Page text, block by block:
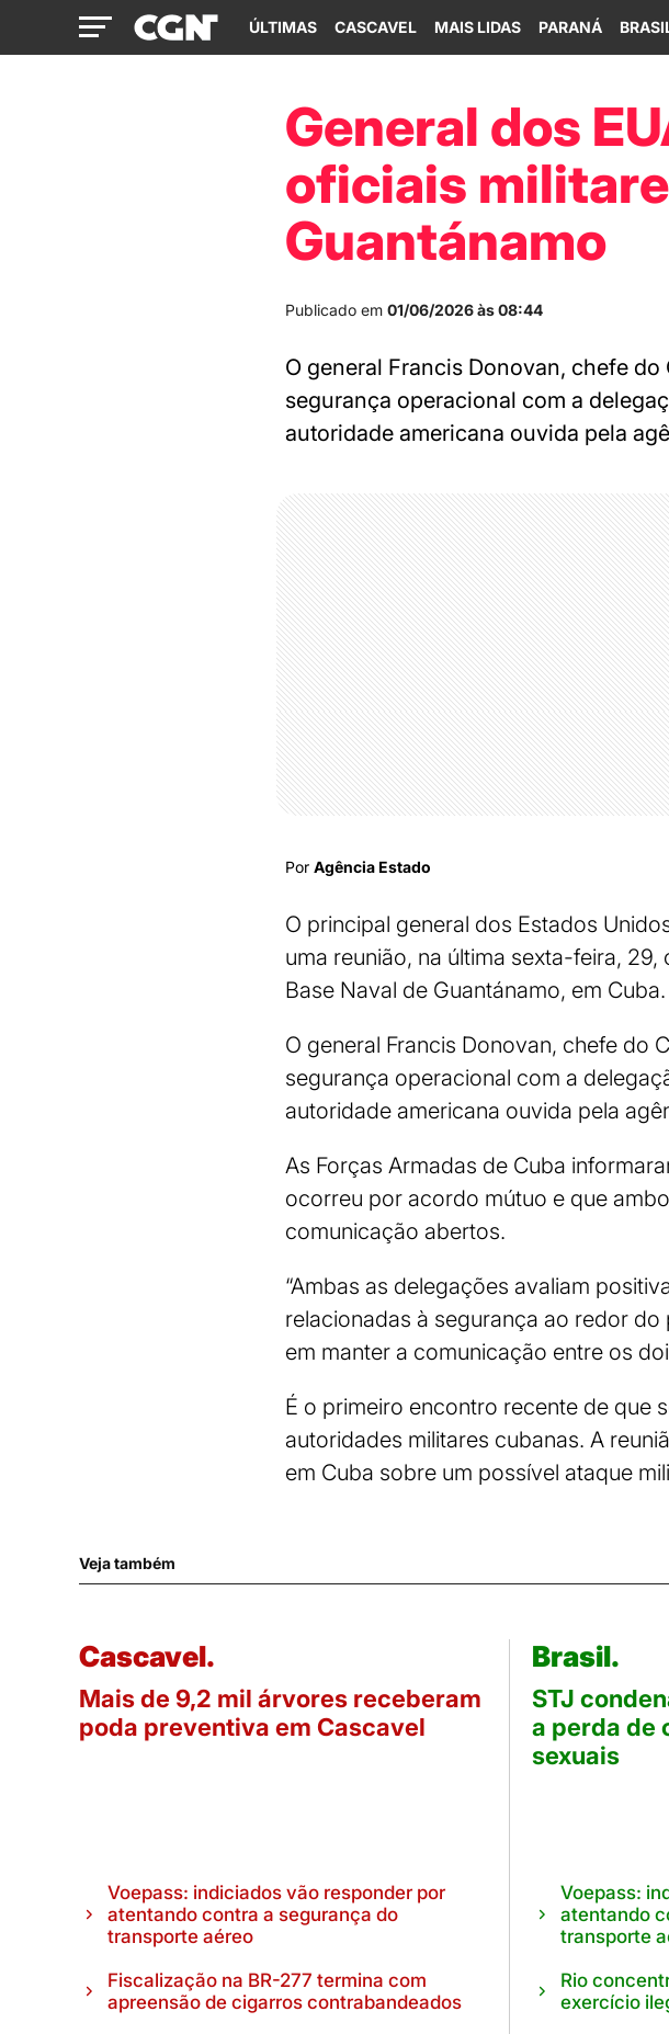
ÚLTIMAS CASCAVEL MAIS LIDAS PARANÁ
General dos
oficiais
Guantánamo
Publicado em 01/06/2026 às 08:44
O general Francis Donovan, chefe
segurança operacional com a
autoridade americana ouvida pela
Por Agência Estado
O principal general dos Estados
uma reunião, na última sexta-feira,
Base Naval de Guantánamo, em Cuba.
O general Francis Donovan, chefe do
segurança operacional com a
autoridade americana ouvida pela
As Forças Armadas de Cuba
ocorreu por acordo mútuo e que
comunicação abertos.
“Ambas as delegações avaliam
relacionadas à segurança ao redor
em manter a comunicação entre os
É o primeiro encontro recente de que
autoridades militares cubanas. A
em Cuba sobre um possível ataque
Veja também
Cascavel.
Mais de 9,2 mil árvores receberam
poda preventiva em Cascavel
Voepass: indiciados vão responder por
atentando contra a segurança do
transporte aéreo
Fiscalização na BR-277 termina com
apreensão de cigarros contrabandeados
Brasil.
STJ
a perda de
sexuais
Voepass:
atentando
transporte
Rio
exercício